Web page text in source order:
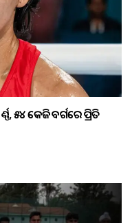
୫୪ କେଜି ବର୍ଗରେ ପ୍ରିତି